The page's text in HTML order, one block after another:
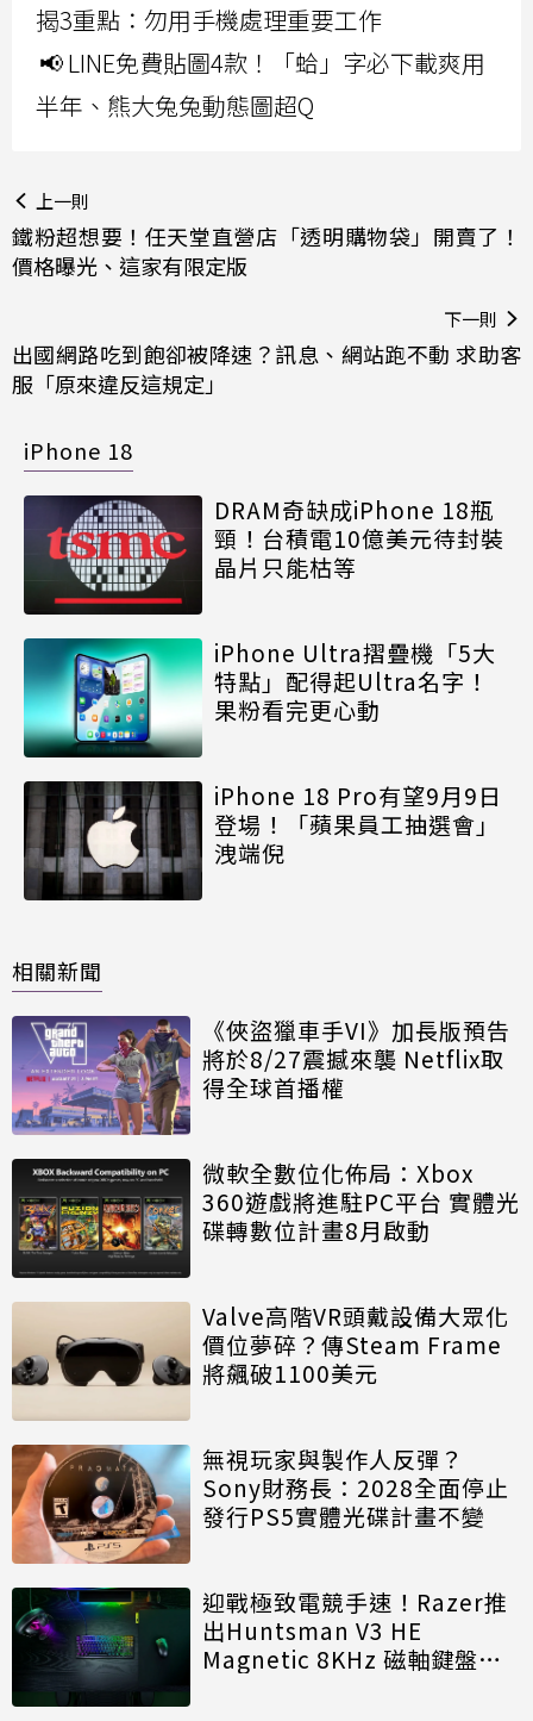
揭3重點：勿用手機處理重要工作
📢 LINE免費貼圖4款！「蛤」字必下載爽用
半年、熊大兔兔動態圖超Q
上一則
鐵粉超想要！任天堂直營店「透明購物袋」開賣了！
價格曝光、這家有限定版
下一則
出國網路吃到飽卻被降速？訊息、網站跑不動 求助客
服「原來違反這規定」
iPhone 18
DRAM奇缺成iPhone 18瓶
頸！台積電10億美元待封裝
晶片只能枯等
iPhone Ultra摺疊機「5大
特點」配得起Ultra名字！
果粉看完更心動
iPhone 18 Pro有望9月9日
登場！「蘋果員工抽選會」
洩端倪
相關新聞
《俠盜獵車手VI》加長版預告
將於8/27震撼來襲 Netflix取
得全球首播權
微軟全數位化佈局：Xbox
360遊戲將進駐PC平台 實體光
碟轉數位計畫8月啟動
Valve高階VR頭戴設備大眾化
價位夢碎？傳Steam Frame
將飆破1100美元
無視玩家與製作人反彈？
Sony財務長：2028全面停止
發行PS5實體光碟計畫不變
迎戰極致電競手速！Razer推
出Huntsman V3 HE
Magnetic 8KHz 磁軸鍵盤效